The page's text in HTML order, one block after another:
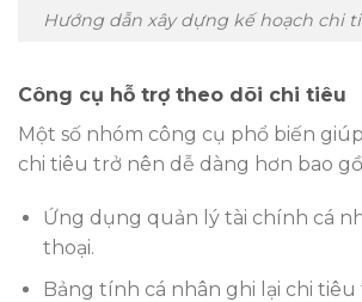
Hướng dẫn xây dựng kế hoạch chi
Công cụ hỗ trợ theo dõi chi tiêu
Một số nhóm công cụ phổ biến
chi tiêu trở nên dễ dàng hơn bao
Ứng dụng quản lý tài chính cá
thoại.
Bảng tính cá nhân ghi lại chi